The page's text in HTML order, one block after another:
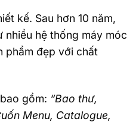
kế. Sau hơn 10 năm,
hệ thống máy móc
phẩm đẹp với chất
gồm: “Bao thư,
Menu, Catalogue,